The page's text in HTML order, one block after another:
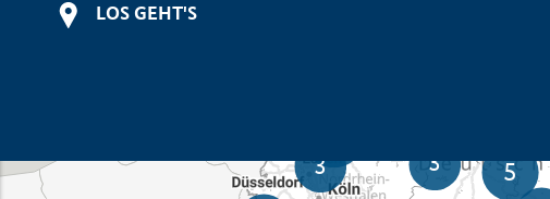
LOS GEHT'S